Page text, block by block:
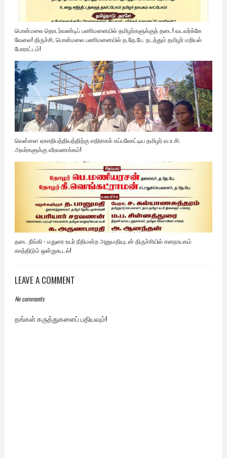
பொன்மலை தொடர்வண்டிப் பணிமனையில் தமிழர்களுக்குத் தடை! வடவர்க்கே
வேலை! திருச்சி, பொன்மலை பணிமனையில் த.தே.பே. நடத்தும் தமிழர் மறியல்
போராட்டம்!
வெள்ளை ஏகாதிபத்தியத்திற்கு எதிராகக் கப்பலோட்டிய தமிழர் வ.உ.சி.
அவர்களுக்கு வீரவணக்கம்!
தடை நீங்கி - மதுரை உயர் நீதிமன்ற அனுமதியுடன் திருச்சியில் சனநாயகம்
காத்திடும் ஒன்றுகூடல்!
LEAVE A COMMENT
No comments
தங்கள் கருத்துகளைப் பதியவும்!